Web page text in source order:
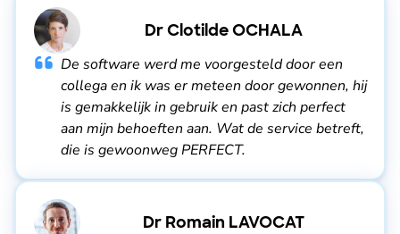
Dr Clotilde OCHALA
De software werd me voorgesteld door een
collega en ik was er meteen door gewonnen, hij
is gemakkelijk in gebruik en past zich perfect
aan mijn behoeften aan. Wat de service betreft,
die is gewoonweg PERFECT.
Dr Romain LAVOCAT